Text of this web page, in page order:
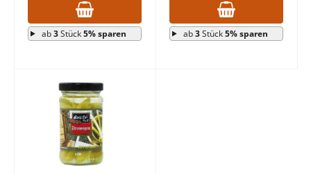
ab3Stück5% sparen ab3Stück5% sparen